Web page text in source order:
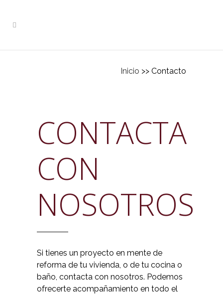
Inicio >> Contacto
CONTACTA
CON
NOSOTROS
Si tienes un proyecto en mente de
reforma de tu vivienda, o de tu cocina o
baño, contacta con nosotros. Podemos
ofrecerte acompañamiento en todo el